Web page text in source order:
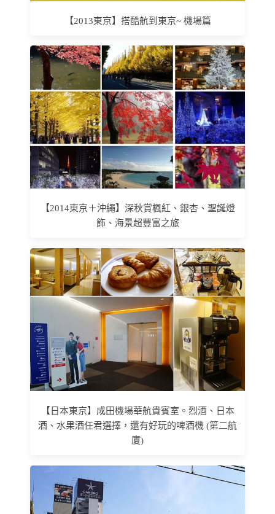
【2013東京】搭酷航到東京~ 機場篇
【2014東京＋沖繩】深秋賞楓紅、銀杏、聖誕燈
飾、海景超豐富之旅
【日本東京】成田機場華航貴賓室。烈酒、日本
酒、水果酒任君選擇，還有好玩的啤酒機 (第二航
廈)